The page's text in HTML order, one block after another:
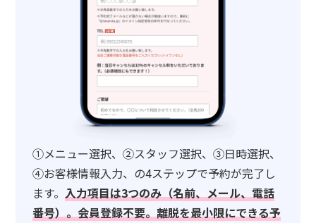
①メニュー選択、②スタッフ選択、③日時選択、
④お客様情報入力、の4ステップで予約が完了し
ます。入力項目は3つのみ（名前、メール、電話
番号）。会員登録不要。離脱を最小限にできる予